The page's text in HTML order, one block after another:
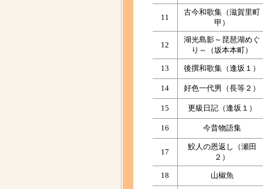
11
古今和歌集（滋賀里町
甲）
12
湖光島影～琵琶湖めぐ
り～（坂本本町）
13 後撰和歌集（逢坂１）
14 好色一代男（長等２）
15 更級日記（逢坂１）
16 今昔物語集
17
鮫人の恩返し（瀬田
２）
18 山椒魚